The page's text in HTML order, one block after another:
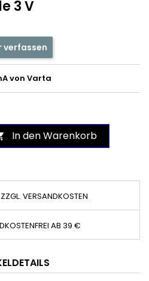
3 V
verfassen
von Varta
In den Warenkorb
VERSANDKOSTEN
AB 39 €